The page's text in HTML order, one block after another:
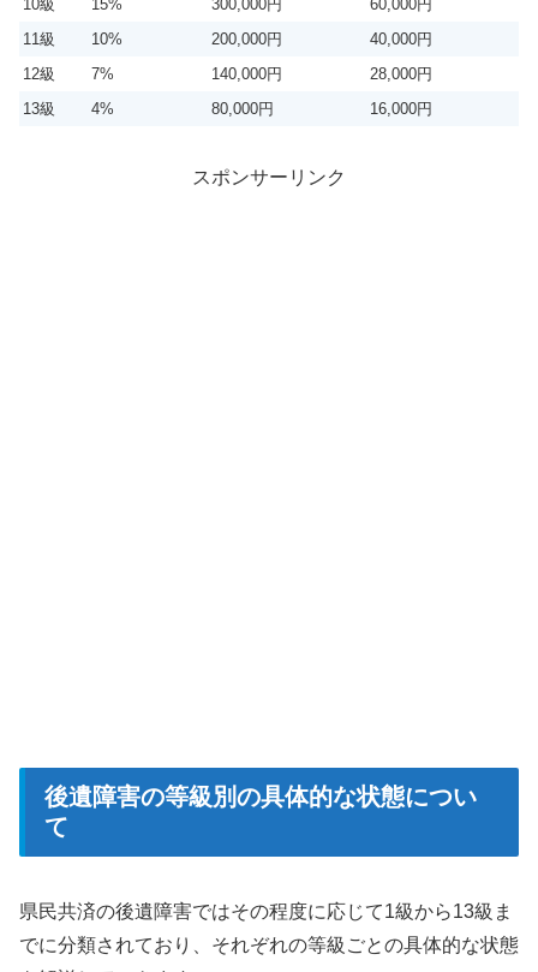
10級 15% 300,000円
60,000円
11級
10% 200,000円
40,000円
12級
7% 140,000円
28,000円
13級
4% 80,000円 16,000円
スポンサーリンク
後遺障害の等級別の具体的な状態につい
て
県民共済の後遺障害ではその程度に応じて1級から13級ま
でに分類されており、それぞれの等級ごとの具体的な状態